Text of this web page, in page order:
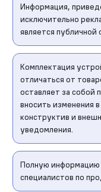
Информация,
исключительно
является публичной
Комплектация
отличаться от
оставляет за собой
вносить изменения
конструктив и
уведомления.
Полную информацию
специалистов по